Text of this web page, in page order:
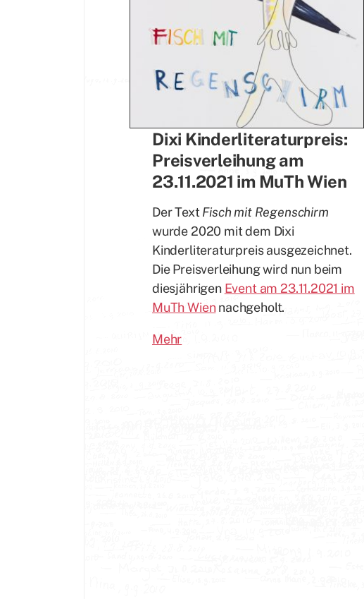
Dixi Kinderliteraturpreis:
Preisverleihung am
23.11.2021 im MuTh Wien
Der Text Fisch mit Regenschirm
wurde 2020 mit dem Dixi
Kinderliteraturpreis ausgezeichnet.
Die Preisverleihung wird nun beim
diesjährigen Event am 23.11.2021 im
MuTh Wiennachgeholt.
Mehr